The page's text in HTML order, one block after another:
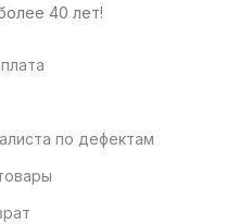
40 лет!
по дефектам